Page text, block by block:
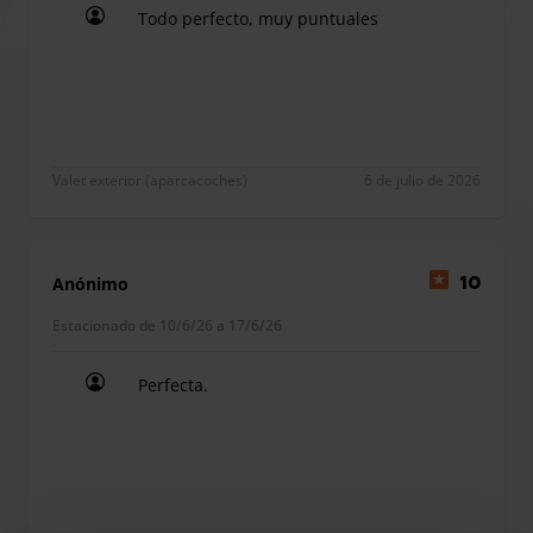
debe cumplir con la normatividad correspondiente.
viaje.
Todo perfecto, muy puntuales
Valet exterior (aparcacoches) 6 de julio de 2026
Anónimo 10
Estacionado de 10/6/26 a 17/6/26
Perfecta.